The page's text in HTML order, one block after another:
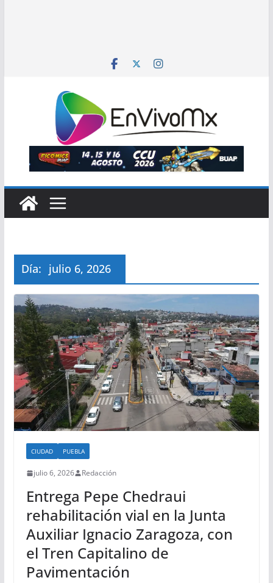
Día: julio 6, 2026
CIUDAD PUEBLA
julio 6, 2026 Redacción
Entrega Pepe Chedraui
rehabilitación vial en la Junta
Auxiliar Ignacio Zaragoza, con
el Tren Capitalino de
Pavimentación